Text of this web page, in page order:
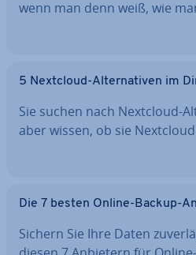
wenn man denn weiß, wie
5 Nextcloud-Al­ter­na­ti­ven im
Sie suchen nach Nextcloud-
aber wissen, ob sie
Die 7 besten Online-Backup-
Sichern Sie Ihre Daten